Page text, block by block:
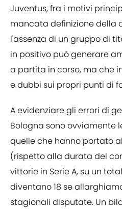
Juventus, fra i motivi
mancata definizione della
l'assenza di un gruppo di
in positivo può generare
a partita in corso, ma che
e dubbi sui propri punti di
A evidenziare gli errori di
Bologna sono ovviamente
quelle che hanno portato
(rispetto alla durata del
vittorie in Serie A, su un
diventano 18 se
stagionali disputate. Un